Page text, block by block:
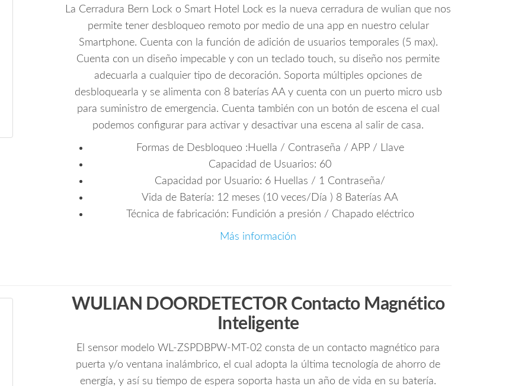
La Cerradura Bern Lock o Smart Hotel Lock es la nueva cerradura de wulian que nos
permite tener desbloqueo remoto por medio de una app en nuestro celular
Smartphone. Cuenta con la función de adición de usuarios temporales (5 max).
Cuenta con un diseño impecable y con un teclado touch, su diseño nos permite
adecuarla a cualquier tipo de decoración. Soporta múltiples opciones de
desbloquearla y se alimenta con 8 baterías AA y cuenta con un puerto micro usb
para suministro de emergencia. Cuenta también con un botón de escena el cual
podemos configurar para activar y desactivar una escena al salir de casa.
Formas de Desbloqueo :Huella / Contraseña / APP / Llave
Capacidad de Usuarios: 60
Capacidad por Usuario: 6 Huellas / 1 Contraseña/
Vida de Batería: 12 meses (10 veces/Día ) 8 Baterías AA
Técnica de fabricación: Fundición a presión / Chapado eléctrico
Más información
WULIAN DOORDETECTOR Contacto Magnético
Inteligente
El sensor modelo WL-ZSPDBPW-MT-02 consta de un contacto magnético para
puerta y/o ventana inalámbrico, el cual adopta la última tecnología de ahorro de
energía, y así su tiempo de espera soporta hasta un año de vida en su batería.